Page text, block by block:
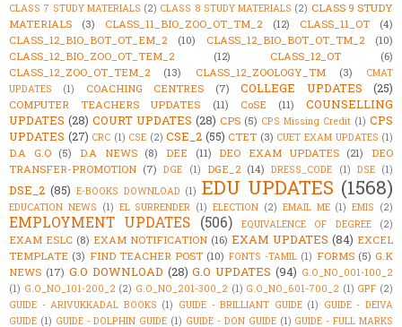
CLASS 7 STUDY MATERIALS (2) CLASS 8 STUDY MATERIALS (2) CLASS 9 STUDY
MATERIALS
(3) CLASS_11_BIO_ZOO_OT_TM_2 (12) CLASS_11_OT
(4)
CLASS_12_BIO_BOT_OT_EM_2
(10) CLASS_12_BIO_BOT_OT_TM_2
(10)
CLASS_12_BIO_ZOO_OT_TEM_2
(12) CLASS_12_OT
(6)
CLASS_12_ZOO_OT_TEM_2
(13) CLASS_12_ZOOLOGY_TM (3)
CMAT
UPDATES
(1) COACHING CENTRES (7) COLLEGE UPDATES (25)
COMPUTER TEACHERS UPDATES (11) CoSE (11)
COUNSELLING
UPDATES (28) COURT UPDATES (28) CPS (5) CPS Missing Credit (1) CPS
UPDATES (27) CRC (1) CSE (2) CSE_2 (55) CTET (3) CUET EXAM UPDATES (1)
D.A G.O (5) D.A NEWS (8) DEE (11) DEO EXAM UPDATES (21)
DEO
TRANSFER-PROMOTION (7) DGE (1) DGE_2 (14) DRESS_CODE (1) DSE (1)
DSE_2 (85) E-BOOKS DOWNLOAD (1) EDU UPDATES (1568)
EDUCATION NEWS (1) EL SURRENDER (1) ELECTION (2) EMAIL ME (1) EMIS (2)
EMPLOYMENT UPDATES (506) EQUIVALENCE OF DEGREE (2)
EXAM ESLC (8) EXAM NOTIFICATION (16) EXAM UPDATES (84) EXCEL
TEMPLATE (3) FIND TEACHER POST (10) FONTS -TAMIL (1) FORMS (5) G.K
NEWS (17) G.O DOWNLOAD (28) G.O UPDATES (94) G.O_NO_001-100_2
(1) G.O_NO_101-200_2 (2) G.O_NO_201-300_2 (1) G.O_NO_601-700_2 (1) GPF (2)
GUIDE - ARIVUKKADAL BOOKS (1) GUIDE - BRILLIANT GUIDE (1) GUIDE - DEIVA
GUIDE (1) GUIDE - DOLPHIN GUIDE (1) GUIDE - DON GUIDE (1) GUIDE - FULL MARKS